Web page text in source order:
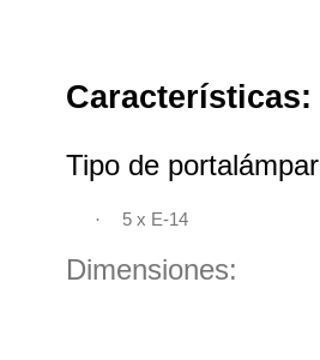
Características:
Tipo de
· 5 x E-